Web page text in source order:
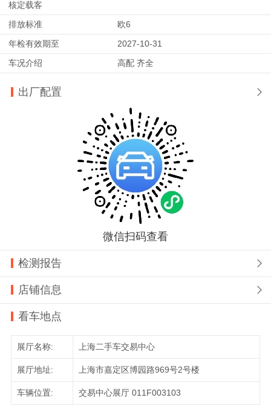
核定载客
排放标准
欧6
年检有效期至
2027-10-31
车况介绍
高配 齐全
出厂配置 
微信扫码查看
检测报告 
店铺信息 
看车地点
展厅名称: 上海二手车交易中心
展厅地址: 上海市嘉定区博园路969号2号楼
车辆位置: 交易中心展厅 011F003103